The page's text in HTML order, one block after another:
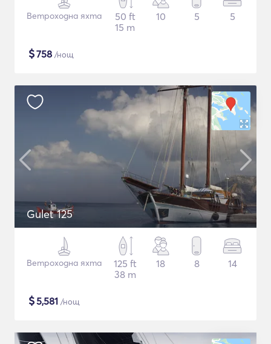
Ветроходна яхта
50 ft
15 m
10 5 5
$758 /нощ
Gulet 125
Ветроходна яхта
125 ft
38 m
18 8 14
$5,581 /нощ